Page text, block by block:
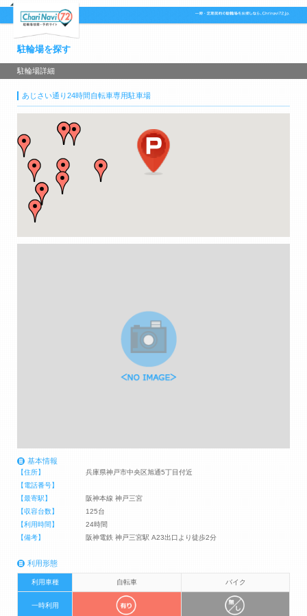
駐輪場を探す
駐輪場詳細
あじさい通り24時間自転車専用駐車場
基本情報
【住所】
兵庫県神戸市中央区旭通5丁目付近
【電話番号】
【最寄駅】
阪神本線 神戸三宮
【収容台数】
125台
【利用時間】
24時間
【備考】
阪神電鉄 神戸三宮駅 A23出口より徒歩2分
利用形態
利用車種 自転車 バイク
一時利用